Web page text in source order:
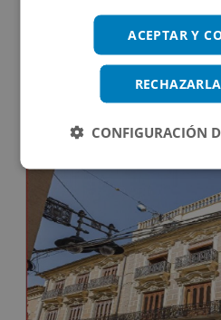
Hotel en venta en CL
Impuestos no incluidos
1.572.000€
942
ACEPTAR Y
CONFIGURACIÓN